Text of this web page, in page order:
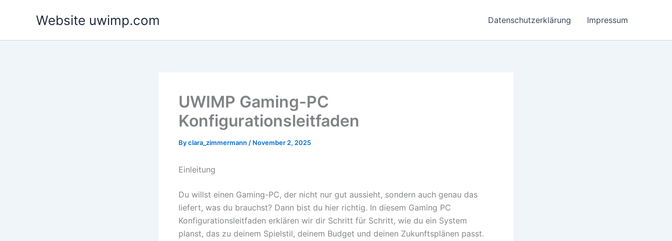
Website uwimp.com Datenschutzerklärung Impressum
UWIMP Gaming-PC
Konfigurationsleitfaden
Byclara_zimmermann / November 2, 2025
Einleitung
Du willst einen Gaming-PC, der nicht nur gut aussieht, sondern auch genau das
liefert, was du brauchst? Dann bist du hier richtig. In diesem Gaming PC
Konfigurationsleitfaden erklären wir dir Schritt für Schritt, wie du ein System
planst, das zu deinem Spielstil, deinem Budget und deinen Zukunftsplänen passt.